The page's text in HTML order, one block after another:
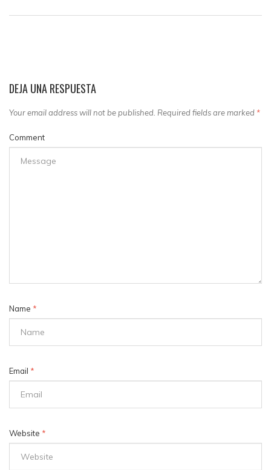
DEJA UNA RESPUESTA
Your email address will not be published. Required fields are marked *
Comment
Name *
Email *
Website *